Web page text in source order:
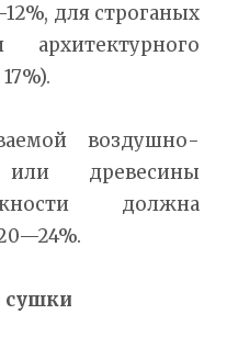
для строганых
воздушно-
древесины
должна
сушки